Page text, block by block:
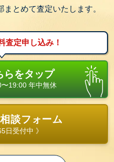
とめて査定いたします。
査定申し込み！
らをタップ
〜19:00 年中無休
談フォーム
日受付中 》